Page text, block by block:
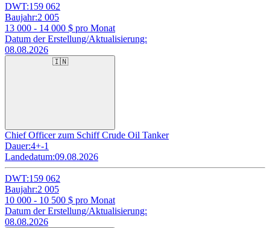
DWT:159 062
Baujahr:2 005
13 000 - 14 000 $ pro Monat
Datum der Erstellung/Aktualisierung:
08.08.2026
🇮🇳
Chief Officer zum Schiff Crude Oil Tanker
Dauer:4+-1
Landedatum:09.08.2026
DWT:159 062
Baujahr:2 005
10 000 - 10 500 $ pro Monat
Datum der Erstellung/Aktualisierung:
08.08.2026